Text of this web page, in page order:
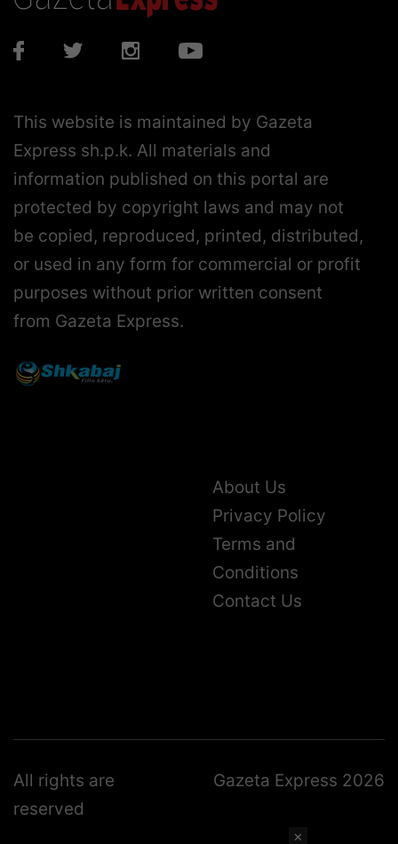
This website is maintained by Gazeta
Express sh.p.k. All materials and
information published on this portal are
protected by copyright laws and may not
be copied, reproduced, printed, distributed,
or used in any form for commercial or profit
purposes without prior written consent
from Gazeta Express.
About Us
Privacy Policy
Terms and
Conditions
Contact Us
All rights are
reserved
Gazeta Express 2026
✕